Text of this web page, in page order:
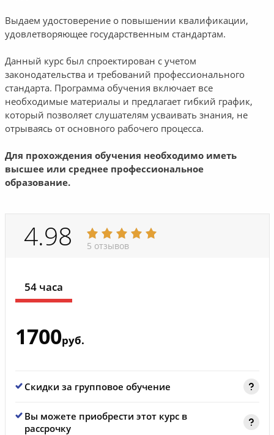
Выдаем удостоверение о повышении квалификации,
удовлетворяющее государственным стандартам.
Данный курс был спроектирован с учетом
законодательства и требований профессионального
стандарта. Программа обучения включает все
необходимые материалы и предлагает гибкий график,
который позволяет слушателям усваивать знания, не
отрываясь от основного рабочего процесса.
Для прохождения обучения необходимо иметь
высшее или среднее профессиональное
образование.
4.98 5 отзывов
54 часа
1700руб.
Скидки за групповое обучение
Вы можете приобрести этот курс в
рассрочку